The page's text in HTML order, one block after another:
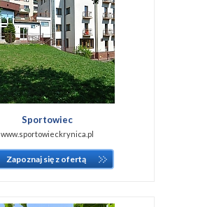
Sportowiec
www.sportowieckrynica.pl
Zapoznaj się z ofertą